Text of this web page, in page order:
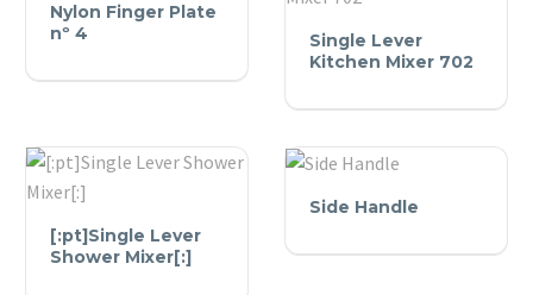
Finger
nº
Nylon Finger Plate
nº 4
Lever
Mixer
702
Single Lever
Kitchen Mixer 702
Lever
[:pt]Single Lever
Shower Mixer[:]
Side Handle